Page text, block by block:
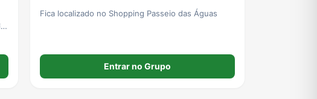
Fica localizado no Shopping Passeio das Águas
Entrar no Grupo